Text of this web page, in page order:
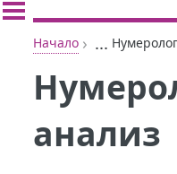
Начало › ...
анализ